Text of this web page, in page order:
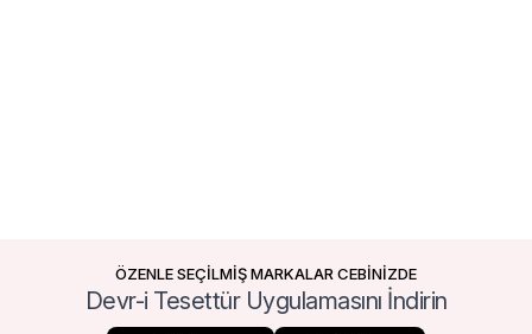
ÖZENLE SEÇİLMİŞ MARKALAR CEBİNİZDE
Devr-i Tesettür Uygulamasını İndirin